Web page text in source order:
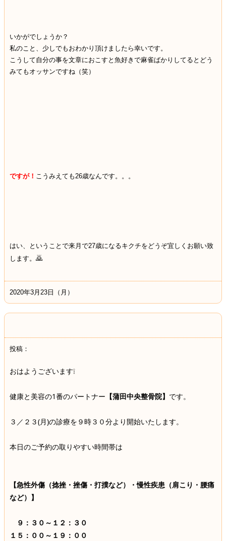
いかがでしょうか？
私のこと、少しでもおわかり頂けましたら幸いです。
こうして自分の事を文章におこすと魚好きで麻雀ばかりしてるとどう
みてもオッサンですね（笑）
ですが！ こうみえても26歳なんです。。。
はい、ということで来月で27歳になるキクチをどうぞ宜しくお願い致
します。 🙇
2020年3月23日（月）
投稿：
おはようございます❕
健康と美容の1番のパートナー 【蒲田中央整骨院】 です。
３／２３(月)の診療を９時３０分より開始いたします。
本日のご予約の取りやすい時間帯は
【急性外傷（捻挫・挫傷・打撲など）・慢性疾患（肩こり・腰痛
など）】
９：３０～１２：３０
１５：００～１９：００